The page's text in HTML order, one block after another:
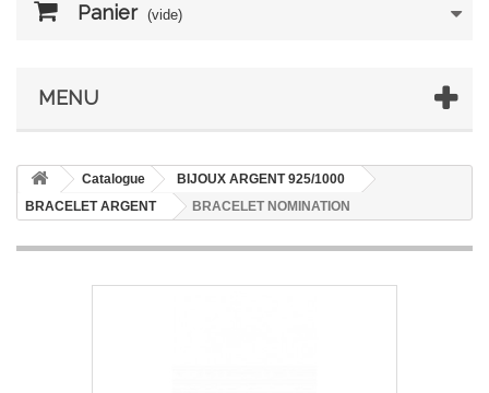
Panier (vide)
MENU
Catalogue
BIJOUX ARGENT 925/1000
BRACELET ARGENT
BRACELET NOMINATION